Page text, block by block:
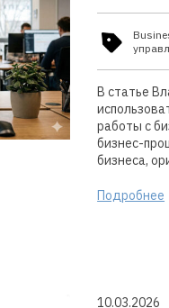
В статье
работы с
бизнес-
бизнеса,
Подробнее
10.03.2026